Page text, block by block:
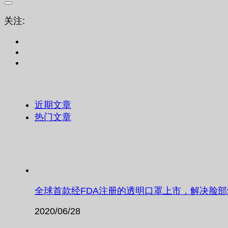
关注:
近期文章
热门文章
全球首款经FDA注册的透明口罩上市，解决脸
2020/06/28